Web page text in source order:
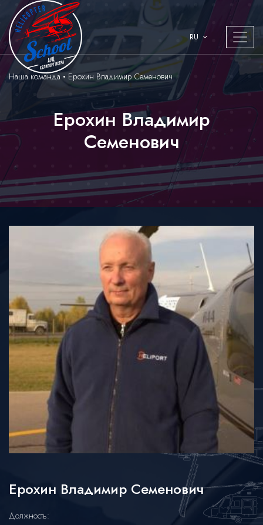
RU
Наша команда Ерохин Владимир Семенович
Ерохин Владимир
Семенович
Ерохин Владимир Семенович
Должность: